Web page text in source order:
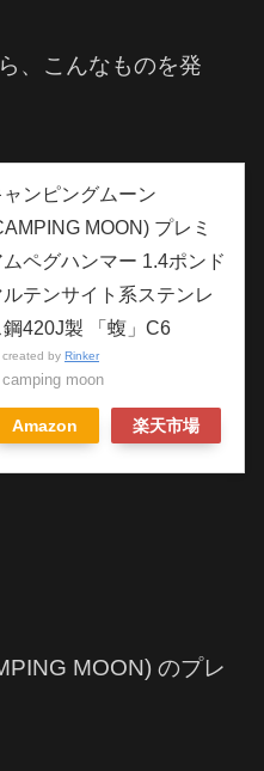
、こんなものを発
ャンピングムーン
MOON) プレミ
ムペグハンマー 1.4ポンド
ルテンサイト系ステンレ
鋼420J製 「蝮」C6
created by Rinker
camping moon
Amazon 楽天市場
MOON) のプレ